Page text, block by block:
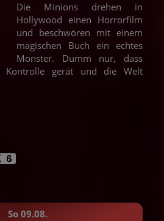
Die Minions drehen in
Hollywood einen Horrorfilm
und beschwören mit einem
magischen Buch ein echtes
Monster. Dumm nur, dass
Kontrolle gerät und die Welt
So 09.08.